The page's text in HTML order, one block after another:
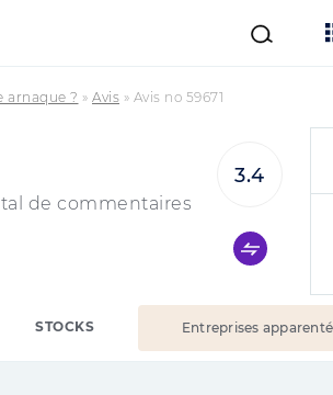
arnaque ? » Avis » Avis no 59671
de commentaires
3.4
STOCKS Entreprises